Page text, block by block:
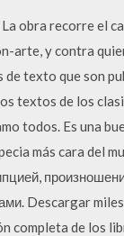
obra recorre el
arte, y contra
texto que son
textos de los
todos. Es una
más cara del
Descargar
completa de los